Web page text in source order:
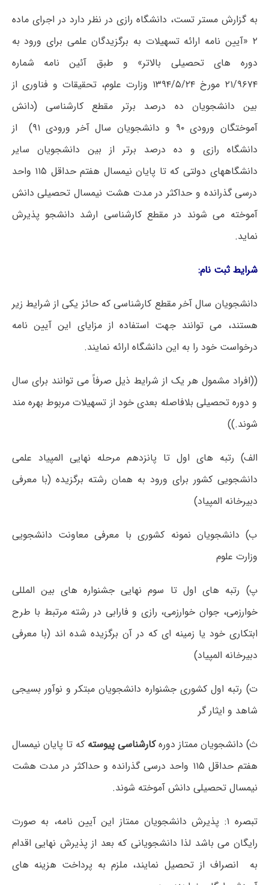
به گزارش مستر تست، دانشگاه رازی در نظر دارد در اجرای ماده
۲ «آیین نامه ارائه تسهیلات به برگزیدگان علمی برای ورود به
دوره های تحصیلی بالاتر» و طبق آئین نامه شماره
۲۱/۹۶۷۴ مورخ ۱۳۹۴/۵/۲۴ وزارت علوم، تحقیقات و فناوری از
بین دانشجویان ده درصد برتر مقطع کارشناسی (دانش
آموختگان ورودی ۹۰ و دانشجویان سال آخر ورودی ۹۱) از
دانشگاه رازی و ده درصد برتر از بین دانشجویان سایر
دانشگاههای دولتی که تا پایان نیمسال هفتم حداقل ۱۱۵ واحد
درسی گذرانده و حداکثر در مدت هشت نیمسال تحصیلی دانش
آموخته می شوند در مقطع کارشناسی ارشد دانشجو پذیرش
نماید.
شرایط ثبت نام:
دانشجویان سال آخر مقطع کارشناسی که حائز یکی از شرایط زیر
هستند، می توانند جهت استفاده از مزایای این آیین نامه
درخواست خود را به این دانشگاه ارائه نمایند.
((افراد مشمول هر یک از شرایط ذیل صرفاً می توانند برای سال
و دوره تحصیلی بلافاصله بعدی خود از تسهیلات مربوط بهره مند
شوند.))
الف) رتبه های اول تا پانزدهم مرحله نهایی المپیاد علمی
دانشجویی کشور برای ورود به همان رشته برگزیده (با معرفی
دبیرخانه المپیاد)
ب) دانشجویان نمونه کشوری با معرفی معاونت دانشجویی
وزارت علوم
پ) رتبه های اول تا سوم نهایی جشنواره های بین المللی
خوارزمی، جوان خوارزمی، رازی و فارابی در رشته مرتبط با طرح
ابتکاری خود یا زمینه ای که در آن برگزیده شده اند (با معرفی
دبیرخانه المپیاد)
ت) رتبه اول کشوری جشنواره دانشجویان مبتکر و نوآور بسیجی
شاهد و ایثار گر
ث) دانشجویان ممتاز دورهکارشناسی پیوسته که تا پایان نیمسال
هفتم حداقل ۱۱۵ واحد درسی گذرانده و حداکثر در مدت هشت
نیمسال تحصیلی دانش آموخته شوند.
تبصره ۱: پذیرش دانشجویان ممتاز این آیین نامه، به صورت
رایگان می باشد لذا دانشجویانی که بعد از پذیرش نهایی اقدام
به انصراف از تحصیل نمایند، ملزم به پرداخت هزینه های